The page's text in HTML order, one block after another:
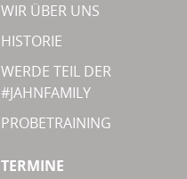
WIR ÜBER UNS
HISTORIE
WERDE TEIL DER
#JAHNFAMILY
PROBETRAINING
TERMINE